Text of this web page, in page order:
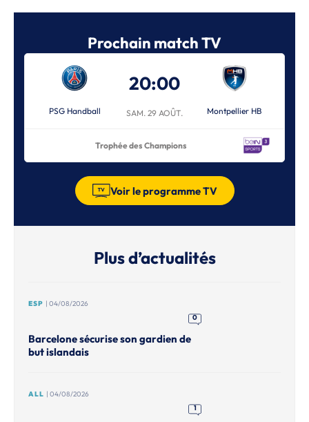
Prochain match TV
PSG Handball
20:00
SAM. 29 AOÛT. Montpellier HB
Trophée des Champions
Voir le programme TV
Plus d’actualités
ESP | 04/08/2026
0
Barcelone sécurise son gardien de
but islandais
ALL | 04/08/2026
1